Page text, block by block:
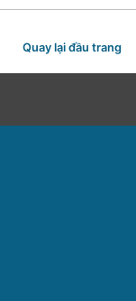
Quay lại đầu trang